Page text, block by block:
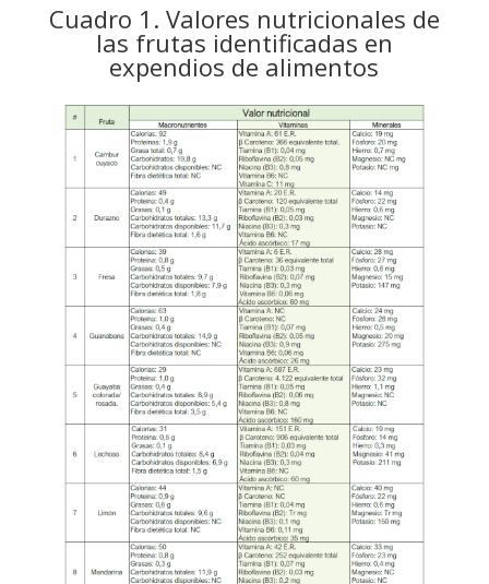
Cuadro 1. Valores nutricionales de
las frutas identificadas en
expendios de alimentos